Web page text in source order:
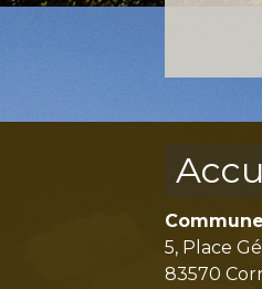
5, Place
83570